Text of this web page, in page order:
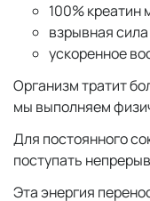
100% креатин
взрывная сила
ускоренное
Организм тратит
мы выполняем
Для постоянного
поступать
Эта энергия